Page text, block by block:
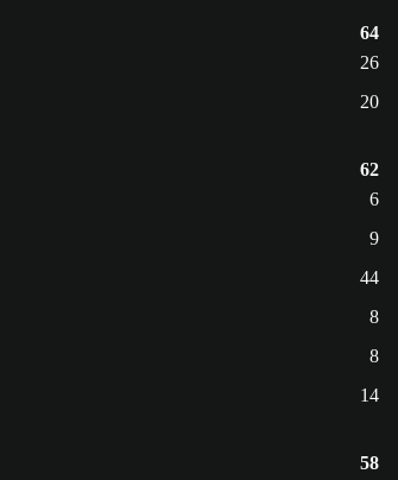
64
26
20
62
6
9
44
8
8
14
58